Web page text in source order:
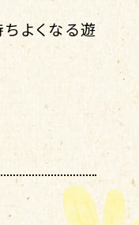
よくなる遊